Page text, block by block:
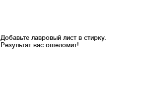
Добавьте лавровый лист в стирку.
Результат вас ошеломит!